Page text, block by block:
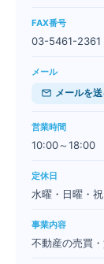
FAX番号
03-5461-2361
メール
メールを送
営業時間
10:00～18:00
定休日
水曜・日曜・
事業内容
不動産の売買